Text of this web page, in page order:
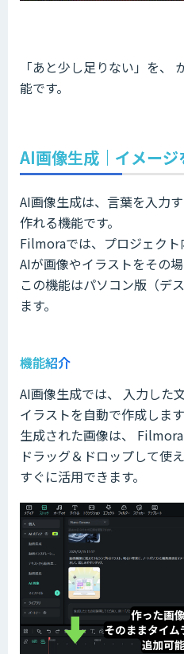
「あと少し足りない」を、
能です。
AI画像生成｜イメー
AI画像生成は、言葉を入力
作れる機能です。
Filmoraでは、プロジェクト
AIが画像やイラストをその場
この機能はパソコン版（デ
ます。
機能紹介
AI画像生成では、 入力した
イラストを自動で作成します
生成された画像は、
ドラッグ＆ドロップして使
すぐに活用できます。